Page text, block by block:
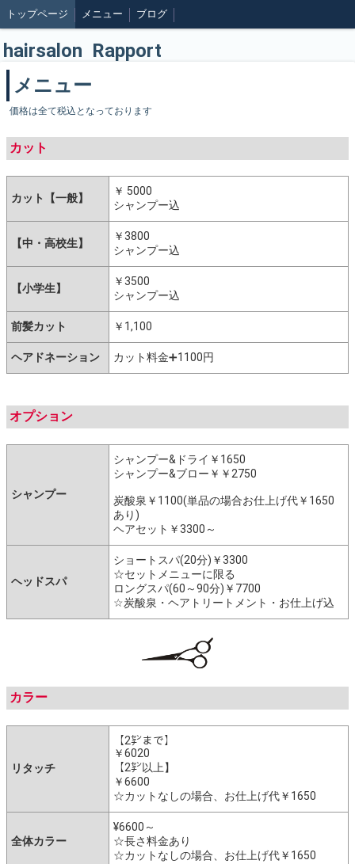
トップページ メニュー ブログ
hairsalon Rapport
メニュー
価格は全て税込となっております
カット
カット【一般】
￥ 5000
シャンプー込
【中・高校生】
￥3800
シャンプー込
【小学生】
￥3500
シャンプー込
前髪カット ￥1,100
ヘアドネーション カット料金➕1100円
オプション
シャンプー
シャンプー&ドライ￥1650
シャンプー&ブロー￥￥2750
炭酸泉￥1100(単品の場合お仕上げ代￥1650
あり)
ヘアセット￥3300～
ヘッドスパ
ショートスパ(20分)￥3300
☆セットメニューに限る
ロングスパ(60～90分)￥7700
☆炭酸泉・ヘアトリートメント・お仕上げ込
カラー
リタッチ
【2㌢まで】
￥6020
【2㌢以上】
￥6600
☆カットなしの場合、お仕上げ代￥1650
全体カラー
¥6600～
☆長さ料金あり
☆カットなしの場合、お仕上げ代￥1650